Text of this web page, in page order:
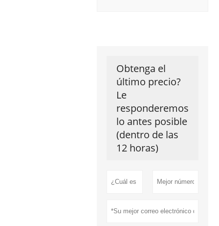
Obtenga el
último precio?
Le
responderemos
lo antes posible
(dentro de las
12 horas)